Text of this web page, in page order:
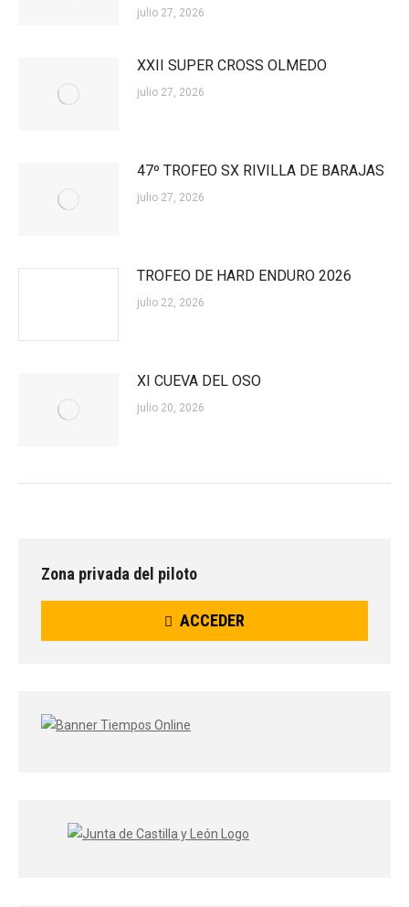
julio 27, 2026
XXII SUPER CROSS OLMEDO
julio 27, 2026
47º TROFEO SX RIVILLA DE BARAJAS
julio 27, 2026
TROFEO DE HARD ENDURO 2026
julio 22, 2026
XI CUEVA DEL OSO
julio 20, 2026
Zona privada del piloto
ACCEDER